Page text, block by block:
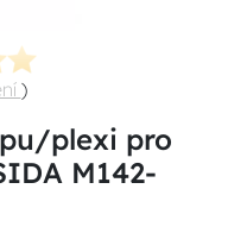
)
plexi pro
M142-